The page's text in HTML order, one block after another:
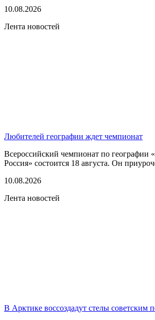
10.08.2026
Лента новостей
Любителей географии ждет чемпионат
Всероссийский чемпионат по географии
Россия» состоится 18 августа. Он
10.08.2026
Лента новостей
В Арктике воссоздадут стелы советским